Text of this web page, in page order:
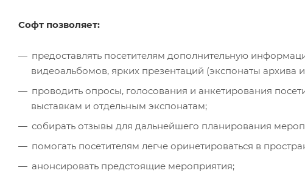
Cофт позволяет:
предоставлять посетителям дополнительную
видеоальбомов, ярких презентаций (экспонаты архива
проводить опросы, голосования и анкетирования
выставкам и отдельным экспонатам;
собирать отзывы для дальнейшего планирования
помогать посетителям легче оринетироваться в
анонсировать предстоящие мероприятия;